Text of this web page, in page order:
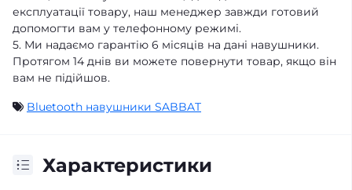
експлуатації товару, наш менеджер завжди готовий
допомогти вам у телефонному режимі.
5. Ми надаємо гарантію 6 місяців на дані навушники.
Протягом 14 днів ви можете повернути товар, якщо він
вам не підійшов.
Bluetooth навушники SABBAT
Характеристики